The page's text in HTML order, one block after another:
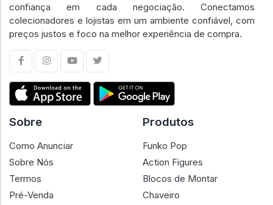
confiança em cada negociação. Conectamos
colecionadores e lojistas em um ambiente confiável, com
preços justos e foco na melhor experiência de compra.
Sobre
Como Anunciar
Sobre Nós
Termos
Pré-Venda
Produtos
Funko Pop
Action Figures
Blocos de Montar
Chaveiro